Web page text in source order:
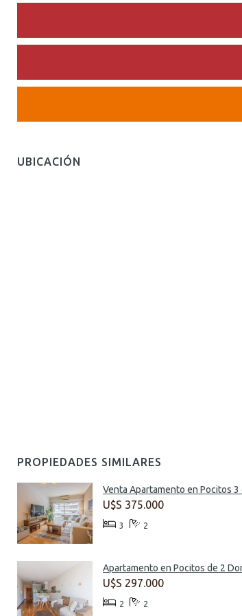
UBICACIÓN
PROPIEDADES SIMILARES
Venta Apartamento en Pocitos
U$S 375.000
3 2
Apartamento en Pocitos de 2
U$S 297.000
2 2